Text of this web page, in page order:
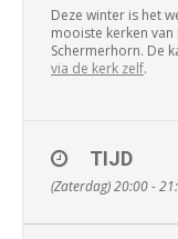
Deze winter is het
mooiste kerken
Schermerhorn. De
via de kerk zelf.
TIJD
(Zaterdag) 20:00 -